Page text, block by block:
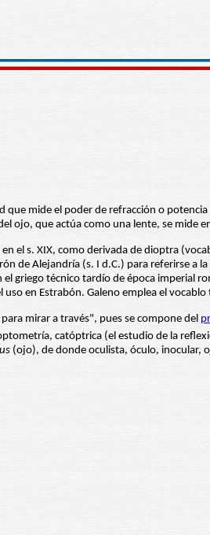
que mide el poder de refracción o
ojo, que actúa como una lente, se mide
el s. XIX, como derivada de dioptra
de Alejandría (s. I d.C.) para referirse
griego técnico tardío de época imperial
en Estrabón. Galeno emplea el
mirar a través", pues se compone del
catóptrica (el estudio de la
(ojo), de donde oculista, óculo, inocular,